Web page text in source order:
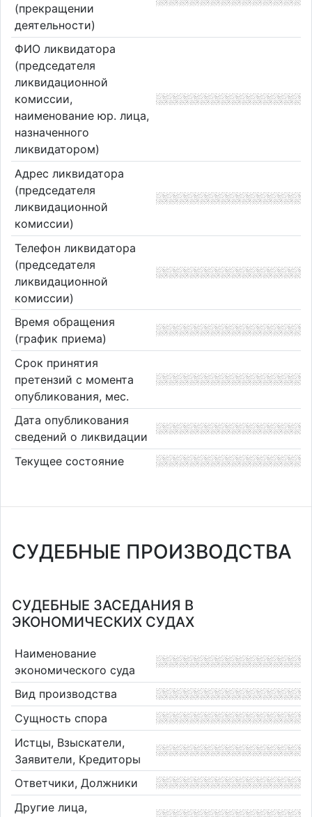
(прекращении
деятельности)
ФИО ликвидатора
(председателя
ликвидационной
комиссии,
наименование юр. лица,
назначенного
ликвидатором)
Адрес ликвидатора
(председателя
ликвидационной
комиссии)
Телефон ликвидатора
(председателя
ликвидационной
комиссии)
Время обращения
(график приема)
Срок принятия
претензий с момента
опубликования, мес.
Дата опубликования
сведений о ликвидации
Текущее состояние
СУДЕБНЫЕ ПРОИЗВОДСТВА
СУДЕБНЫЕ ЗАСЕДАНИЯ В
ЭКОНОМИЧЕСКИХ СУДАХ
Наименование
экономического суда
Вид производства
Сущность спора
Истцы, Взыскатели,
Заявители, Кредиторы
Ответчики, Должники
Другие лица,